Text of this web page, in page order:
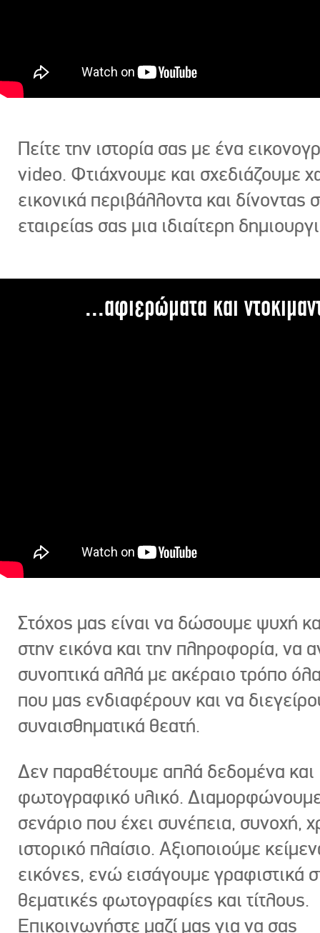
Πείτε την ιστορία σας με ένα
video. Φτιάχνουμε και σχεδιάζουμε
εικονικά περιβάλλοντα και δίνοντας
εταιρείας σας μια ιδιαίτερη
...αφιερώματα και
Στόχος μας είναι να δώσουμε ψυχή
στην εικόνα και την πληροφορία, να
συνοπτικά αλλά με ακέραιο τρόπο
που μας ενδιαφέρουν και να
συναισθηματικά θεατή.
Δεν παραθέτουμε απλά δεδομένα και
φωτογραφικό υλικό.
σενάριο που έχει συνέπεια, συνοχή,
ιστορικό πλαίσιο. Αξιοποιούμε
εικόνες, ενώ εισάγουμε γραφιστικά
θεματικές φωτογραφίες και τίτλους.
Επικοινωνήστε μαζί μας για να σας